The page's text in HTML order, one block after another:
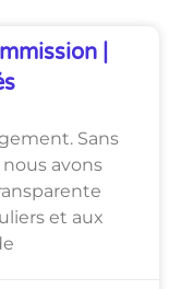
|
Sans
avons
et aux